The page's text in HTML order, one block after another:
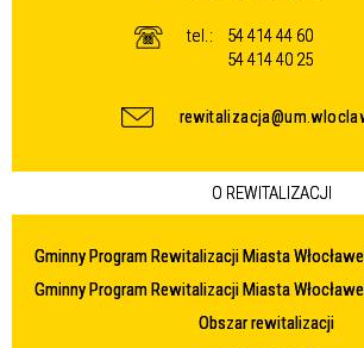
tel.:
54 414 44 60
54 414 40 25
O REWITALIZACJI
Gminny Program Rewitalizacji Miasta
Gminny Program Rewitalizacji Miasta
Obszar rewitalizacji